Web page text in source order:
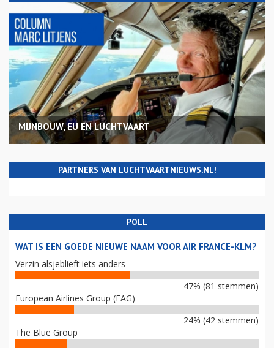
MIJNBOUW, EU EN LUCHTVAART
PARTNERS VAN LUCHTVAARTNIEUWS.NL!
POLL
WAT IS EEN GOEDE NIEUWE NAAM VOOR AIR FRANCE-KLM?
Verzin alsjeblieft iets anders
47% (81 stemmen)
European Airlines Group (EAG)
24% (42 stemmen)
The Blue Group